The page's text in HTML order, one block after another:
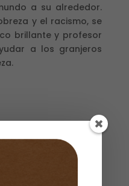
a su alrededor.
y el racismo, se
brillante y profesor
a los granjeros